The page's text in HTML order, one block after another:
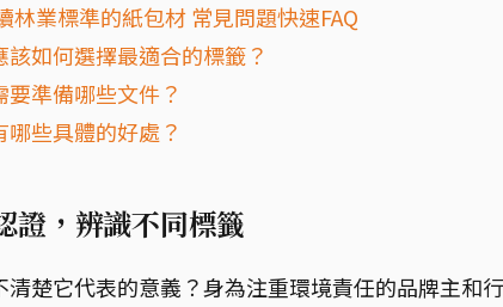
業標準的紙包材 常見問題快速FAQ
如何選擇最適合的標籤？
準備哪些文件？
些具體的好處？
證，辨識不同標籤
楚它代表的意義？身為注重環境責任的品牌主和行